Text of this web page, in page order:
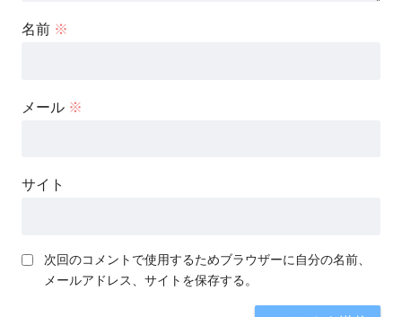
名前 ※
メール ※
サイト
次回のコメントで使用するためブラウザーに自分の名前、
メールアドレス、サイトを保存する。